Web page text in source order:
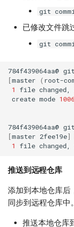
git
已修改文件跳
git
784f439064aa@
[master ( root-
1
file changed,
create mode
784f439064aa@
[master 2fee19e]
1
file changed,
推送到远程仓库
添加到本地仓库后
同步到远程仓库中。
推送本地仓库